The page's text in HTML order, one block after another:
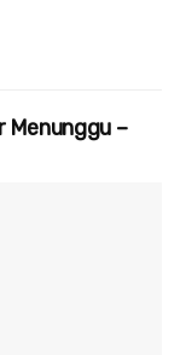
Menunggu –